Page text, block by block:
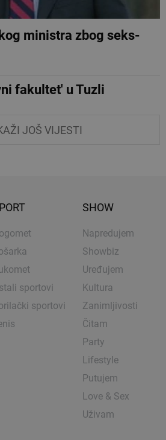
ministra zbog seks-
fakultet' u Tuzli
JOŠ VIJESTI
sportovi
sportovi
SHOW
Napredujem
Showbiz
Uređujem
Kultura
Zanimljivosti
Čitam
Party
Lifestyle
Putujem
Love & Sex
Uživam